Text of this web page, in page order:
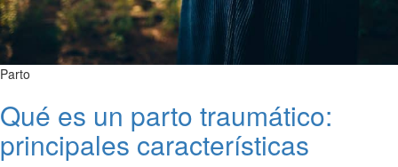
Parto
Qué es un parto traumático:
principales características